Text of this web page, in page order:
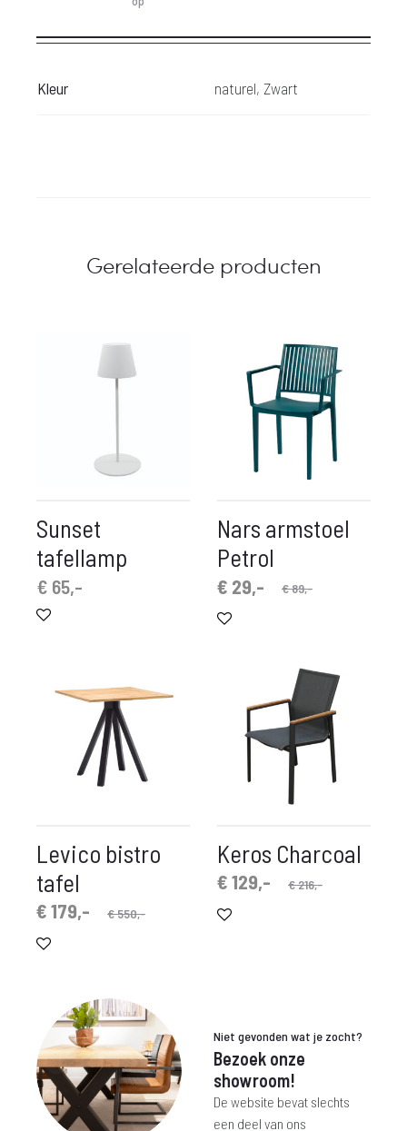
Kleur naturel, Zwart
Gerelateerde producten
Sunset
tafellamp
€ 65,-
Nars armstoel
Petrol
€89,-
Oorspronkelijke
€ 29,-
Huidige
prijs
Levico bistro
tafel
€550,-
€179,-
prijs
Keros Charcoal
€216,-
Oorspronkelijke
€129,-
Huidige
prijs
Niet gevonden wat je zocht?
Bezoek onze
showroom!
De website bevat slechts
een deel van ons